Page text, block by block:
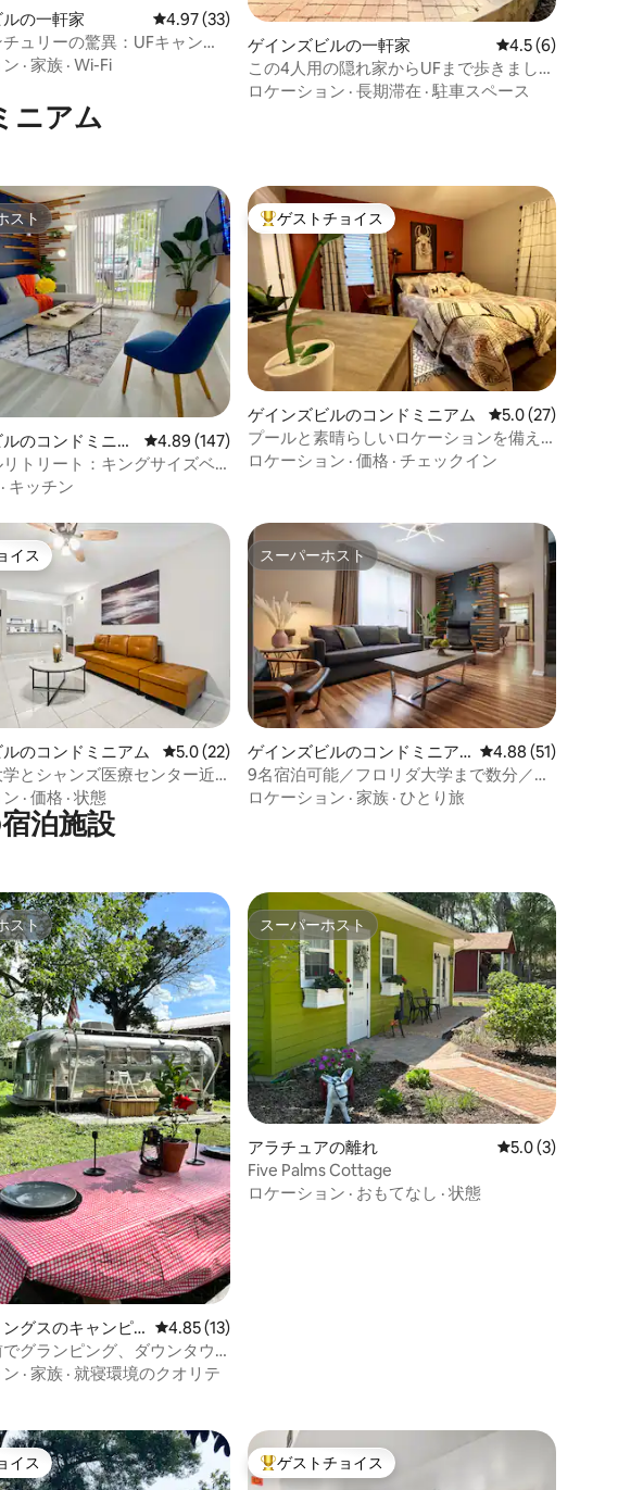
つ星の平均評価
の一軒家 レビュー33件、5つ星中4.97つ星の平均評価
4.97 (33)
ュリーの驚異：UFキャンパ
プール付きの家。
· 家族 · Wi-Fi
ゲインズビルの一軒家 レビュー6件、5つ
4.5 (6)
この4人用の隠れ家からUFまで歩きましょ
う！
ロケーション · 長期滞在 ·駐車スペース
ニアム
つ星の平均評価
スト
スト
のコンドミニア
レビュー147件、5つ星中4.89つ星の平均評価
4.89 (147)
トリート：キングサイズベ
サイドの静寂
· キッチン
大好評のゲストチョイスです。
ゲストチョイス
ゲインズビルのコンドミニアム レビュー27件、5つ
5.0 (27)
プールと素晴らしいロケーションを備え
た素敵なタウンハウス
ロケーション · 価格 · チェックイン
つ星の平均評価
イス
イス
のコンドミニアム レビュー22件、5つ星中5.0つ星の平均評価
5.0 (22)
とシャンズ医療センター近
4ベッドルーム/4バスルーム
· 価格 · 状態
スーパーホスト
スーパーホスト
ゲインズビルのコンドミニア
ム
レビュー51件、5つ
4.88 (51)
9名宿泊可能／フロリダ大学まで数分／ス
タイリッシュ＋高速Wi-Fi
ロケーション · 家族 · ひとり旅
泊施設
つ星の平均評価
スト
スト
グスのキャンピ
レビュー13件、5つ星中4.85つ星の平均評価
4.85 (13)
グランピング、ダウンタウ
· 家族 · 就寝環境のクオリテ
スーパーホスト
スーパーホスト
アラチュアの離れ レビュー3件、5つ
5.0 (3)
Five Palms Cottage
ロケーション · おもてなし · 状態
イス
イス 大好評のゲストチョイスです。
ゲストチョイス